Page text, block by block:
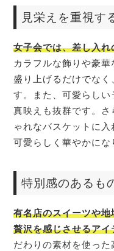
見栄えを重視す
女子会では、差し入
カラフルな飾りや豪
盛り上げるだけでなく
す。また、可愛らし
真映えも抜群です。
ゃれなバスケットに
可愛らしく華やかにな
特別感のあるも
有名店のスイーツや
贅沢を感じさせるア
だわりの素材を使った